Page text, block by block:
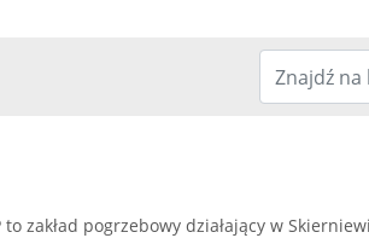
to zakład pogrzebowy działający w